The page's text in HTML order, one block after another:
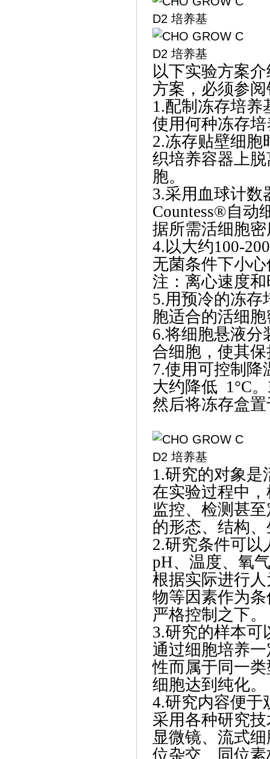
以下实验方案
方案，必须参
1.配制冻存培养
使用何种冻存
2.冻存贴壁细胞
织培养容器上
胞。
3.采用血球计数
Countess®自动
据所需活细胞
4.以大约100-
无菌条件下小
注：离心速度
5.用预冷的冻存
胞适合的活细
6.将细胞悬液分
合细胞，使其
7.使用可控制降
大约降低 1°C
然后将冻存盒
1.研究的对象是
在实验过程中
监控、检测甚
的形态、结构
2.研究条件可以
pH、温度、氧
根据实际进行
物等因素作为
严格控制之下。
3.研究的样本可
通过细胞培养
性而属于同一
细胞达到纯化。
4.研究内容便于
采用各种研究
显微镜、流式
位杂交、同位